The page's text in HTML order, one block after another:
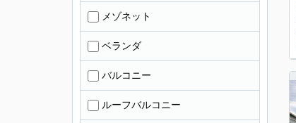
メゾネット
ベランダ
バルコニー
ルーフバルコニー